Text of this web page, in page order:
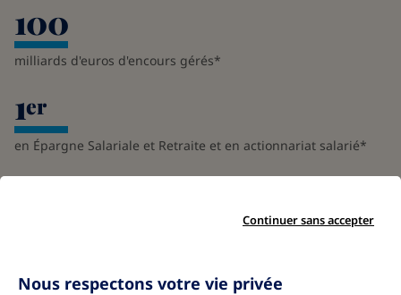
100
milliards d'euros d'encours gérés*
1er
en Épargne Salariale et Retraite et en actionnariat salarié*
Mieux nous connaître
Nous respectons votre vie privée
Continuer sans accepter